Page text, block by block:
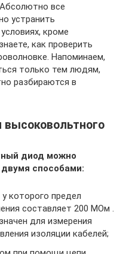
все
устранить
кроме
как проверить
Напоминаем,
только тем людям,
разбираются в
диод можно
способами:
которого предел
составляет 200 МОм .
для измерения
изоляции кабелей;